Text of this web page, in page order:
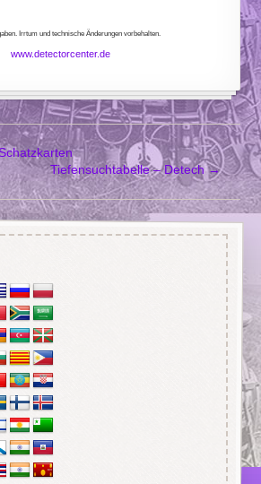
Irrtum und technische Änderungen vorbehalten.
www.detectorcenter.de
Tiefensuchtabelle – Detech→